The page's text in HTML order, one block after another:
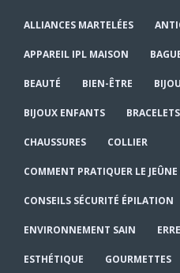
ALLIANCES MARTELÉES
APPAREIL IPL MAISON
BEAUTÉ BIEN-ÊTRE
BIJOUX ENFANTS
CHAUSSURES COLLIER
COMMENT PRATIQUER LE
CONSEILS SÉCURITÉ ÉPILATION
ENVIRONNEMENT SAIN
ESTHÉTIQUE GOURMETTES